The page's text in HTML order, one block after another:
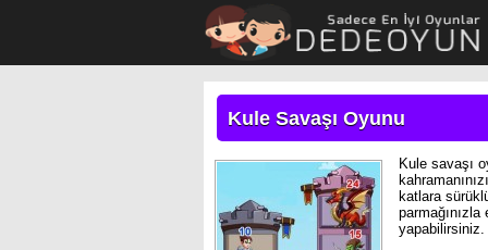
Kule Savaşı Oyunu
Kule savaşı
katlara
yapabilirsiniz.